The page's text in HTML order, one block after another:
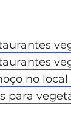
no
para